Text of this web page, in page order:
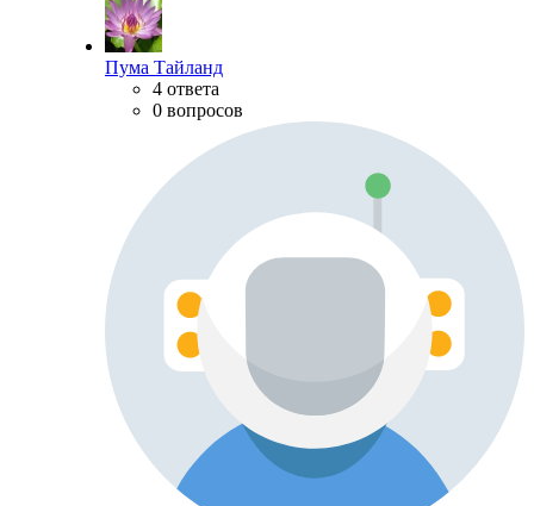
Пума Тайланд
4 ответа
0 вопросов